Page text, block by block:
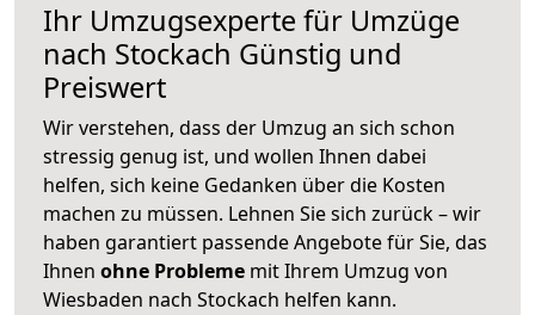
Ihr Umzugsexperte für Umzüge
nach Stockach Günstig und
Preiswert
Wir verstehen, dass der Umzug an sich schon
stressig genug ist, und wollen Ihnen dabei
helfen, sich keine Gedanken über die Kosten
machen zu müssen. Lehnen Sie sich zurück – wir
haben garantiert passende Angebote für Sie, das
Ihnen ohne Probleme mit Ihrem Umzug von
Wiesbaden nach Stockach helfen kann.